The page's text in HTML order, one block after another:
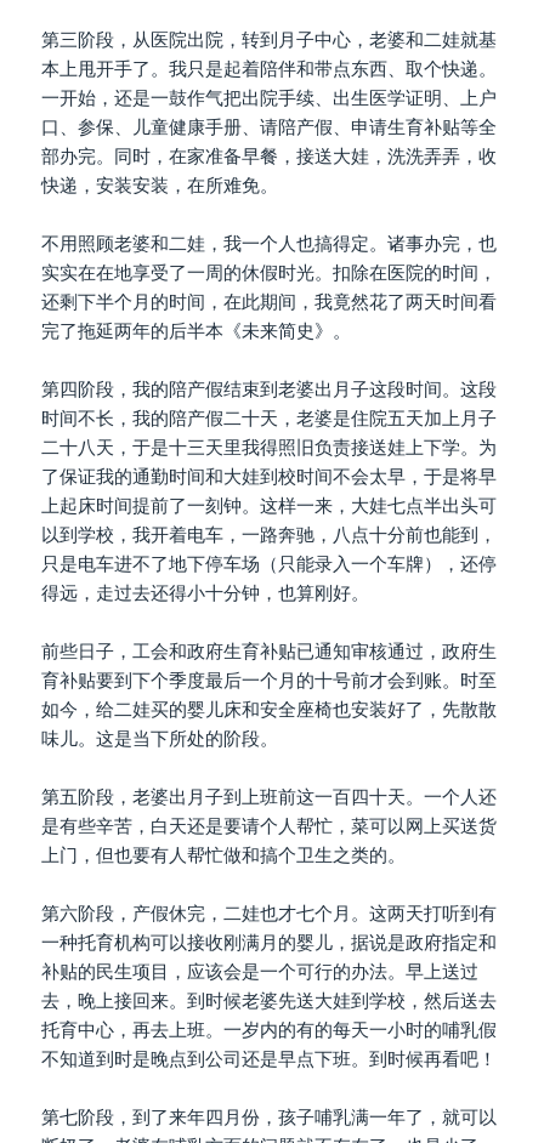
第三阶段，从医院出院，转到月子中心，老婆和二娃就基
本上甩开手了。我只是起着陪伴和带点东西、取个快递。
一开始，还是一鼓作气把出院手续、出生医学证明、上户
口、参保、儿童健康手册、请陪产假、申请生育补贴等全
部办完。同时，在家准备早餐，接送大娃，洗洗弄弄，收
快递，安装安装，在所难免。
不用照顾老婆和二娃，我一个人也搞得定。诸事办完，也
实实在在地享受了一周的休假时光。扣除在医院的时间，
还剩下半个月的时间，在此期间，我竟然花了两天时间看
完了拖延两年的后半本《未来简史》。
第四阶段，我的陪产假结束到老婆出月子这段时间。这段
时间不长，我的陪产假二十天，老婆是住院五天加上月子
二十八天，于是十三天里我得照旧负责接送娃上下学。为
了保证我的通勤时间和大娃到校时间不会太早，于是将早
上起床时间提前了一刻钟。这样一来，大娃七点半出头可
以到学校，我开着电车，一路奔驰，八点十分前也能到，
只是电车进不了地下停车场（只能录入一个车牌），还停
得远，走过去还得小十分钟，也算刚好。
前些日子，工会和政府生育补贴已通知审核通过，政府生
育补贴要到下个季度最后一个月的十号前才会到账。时至
如今，给二娃买的婴儿床和安全座椅也安装好了，先散散
味儿。这是当下所处的阶段。
第五阶段，老婆出月子到上班前这一百四十天。一个人还
是有些辛苦，白天还是要请个人帮忙，菜可以网上买送货
上门，但也要有人帮忙做和搞个卫生之类的。
第六阶段，产假休完，二娃也才七个月。这两天打听到有
一种托育机构可以接收刚满月的婴儿，据说是政府指定和
补贴的民生项目，应该会是一个可行的办法。早上送过
去，晚上接回来。到时候老婆先送大娃到学校，然后送去
托育中心，再去上班。一岁内的有的每天一小时的哺乳假
不知道到时是晚点到公司还是早点下班。到时候再看吧！
第七阶段，到了来年四月份，孩子哺乳满一年了，就可以